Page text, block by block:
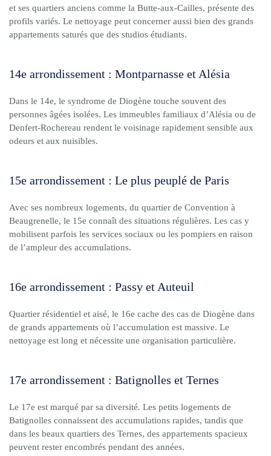
et ses quartiers anciens comme la Butte-aux-Cailles, présente des
profils variés. Le nettoyage peut concerner aussi bien des grands
appartements saturés que des studios étudiants.
14e arrondissement : Montparnasse et Alésia
Dans le 14e, le syndrome de Diogène touche souvent des
personnes âgées isolées. Les immeubles familiaux d’Alésia ou de
Denfert-Rochereau rendent le voisinage rapidement sensible aux
odeurs et aux nuisibles.
15e arrondissement : Le plus peuplé de Paris
Avec ses nombreux logements, du quartier de Convention à
Beaugrenelle, le 15e connaît des situations régulières. Les cas y
mobilisent parfois les services sociaux ou les pompiers en raison
de l’ampleur des accumulations.
16e arrondissement : Passy et Auteuil
Quartier résidentiel et aisé, le 16e cache des cas de Diogène dans
de grands appartements où l’accumulation est massive. Le
nettoyage est long et nécessite une organisation particulière.
17e arrondissement : Batignolles et Ternes
Le 17e est marqué par sa diversité. Les petits logements de
Batignolles connaissent des accumulations rapides, tandis que
dans les beaux quartiers des Ternes, des appartements spacieux
peuvent rester encombrés pendant des années.